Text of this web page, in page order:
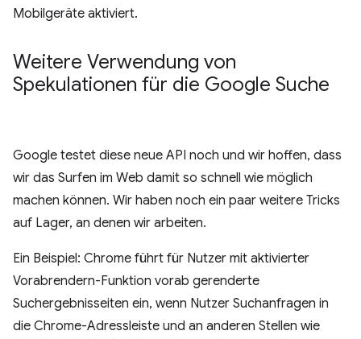
Mobilgeräte aktiviert.
Weitere Verwendung von
Spekulationen für die Google Suche
Google testet diese neue API noch und wir hoffen, dass
wir das Surfen im Web damit so schnell wie möglich
machen können. Wir haben noch ein paar weitere Tricks
auf Lager, an denen wir arbeiten.
Ein Beispiel: Chrome führt für Nutzer mit aktivierter
Vorabrendern-Funktion vorab gerenderte
Suchergebnisseiten ein, wenn Nutzer Suchanfragen in
die Chrome-Adressleiste und an anderen Stellen wie